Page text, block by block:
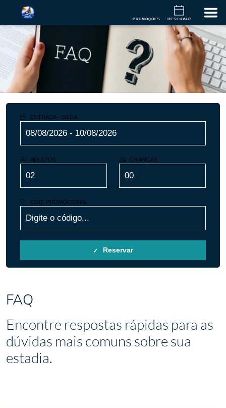
RESERVAR
PROMOÇÕES
ENTRADA - SAÍDA
ADULTOS CRIANÇAS
COD. PROMOCIONAL
Reservar
FAQ
Encontre respostas rápidas para as
dúvidas mais comuns sobre sua
estadia.